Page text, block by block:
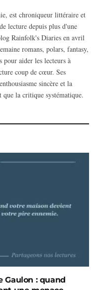
est chroniqueur littéraire et
lecture depuis plus d'une
Rainfolk's Diaries en avril
romans, polars, fantasy,
pour aider les lecteurs à
coup de cœur. Ses
sincère et la
la critique systématique.
Gaulon : quand